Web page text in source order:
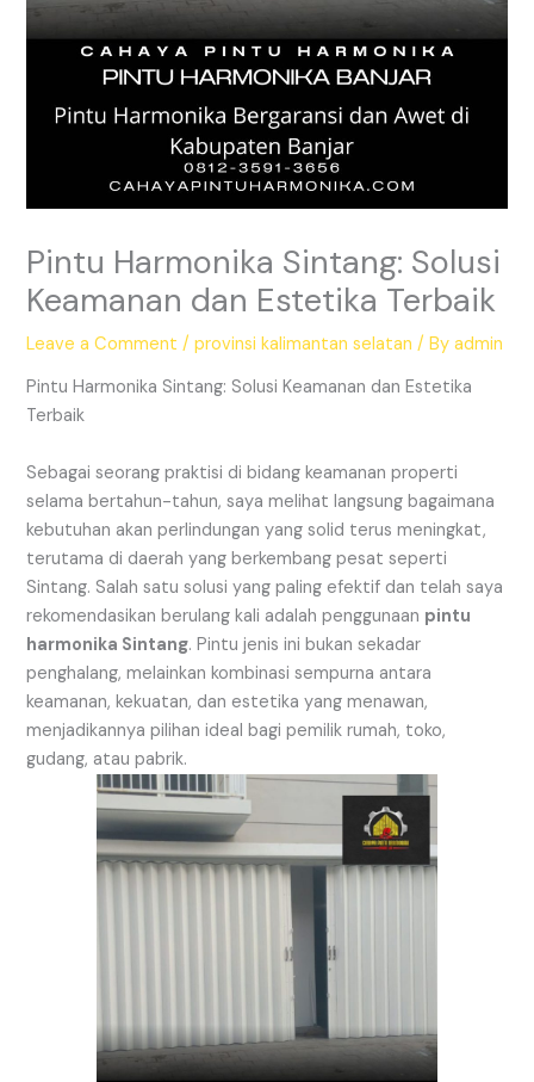
Pintu Harmonika Sintang: Solusi
Keamanan dan Estetika Terbaik
Leave a Comment /provinsi kalimantan selatan / Byadmin
Pintu Harmonika Sintang: Solusi Keamanan dan Estetika
Terbaik
Sebagai seorang praktisi di bidang keamanan properti
selama bertahun-tahun, saya melihat langsung bagaimana
kebutuhan akan perlindungan yang solid terus meningkat,
terutama di daerah yang berkembang pesat seperti
Sintang. Salah satu solusi yang paling efektif dan telah saya
rekomendasikan berulang kali adalah penggunaan pintu
harmonika Sintang. Pintu jenis ini bukan sekadar
penghalang, melainkan kombinasi sempurna antara
keamanan, kekuatan, dan estetika yang menawan,
menjadikannya pilihan ideal bagi pemilik rumah, toko,
gudang, atau pabrik.